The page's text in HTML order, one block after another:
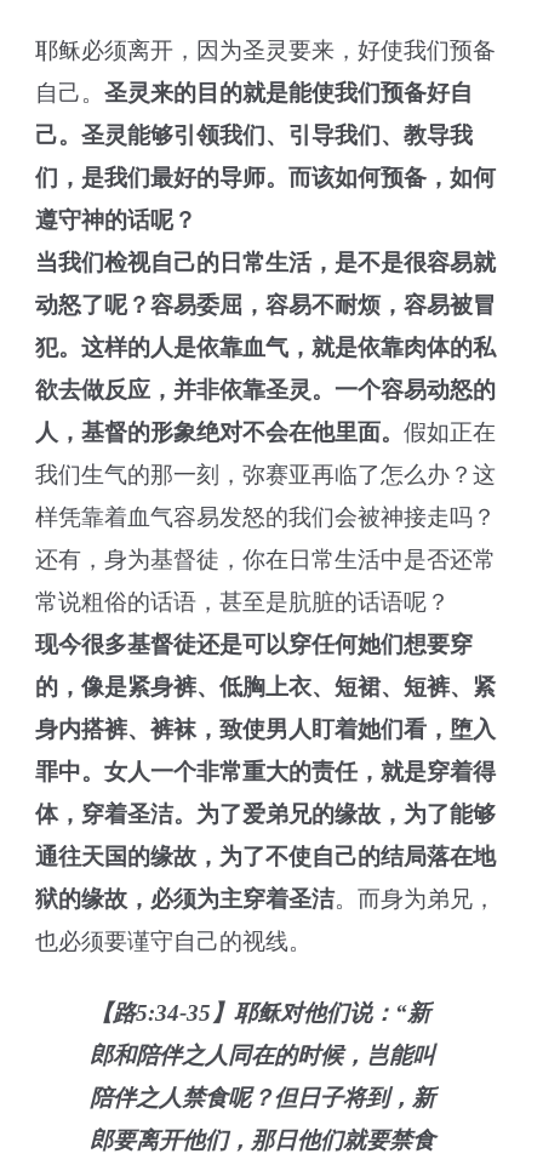
耶稣必须离开，因为圣灵要来，好使我们预备
自己。圣灵来的目的就是能使我们预备好自
己。圣灵能够引领我们、引导我们、教导我
们，是我们最好的导师。而该如何预备，如何
遵守神的话呢？
当我们检视自己的日常生活，是不是很容易就
动怒了呢？容易委屈，容易不耐烦，容易被冒
犯。这样的人是依靠血气，就是依靠肉体的私
欲去做反应，并非依靠圣灵。一个容易动怒的
人，基督的形象绝对不会在他里面。假如正在
我们生气的那一刻，弥赛亚再临了怎么办？这
样凭靠着血气容易发怒的我们会被神接走吗？
还有，身为基督徒，你在日常生活中是否还常
常说粗俗的话语，甚至是肮脏的话语呢？
现今很多基督徒还是可以穿任何她们想要穿
的，像是紧身裤、低胸上衣、短裙、短裤、紧
身内搭裤、裤袜，致使男人盯着她们看，堕入
罪中。女人一个非常重大的责任，就是穿着得
体，穿着圣洁。为了爱弟兄的缘故，为了能够
通往天国的缘故，为了不使自己的结局落在地
狱的缘故，必须为主穿着圣洁。而身为弟兄，
也必须要谨守自己的视线。
【路5:34-35】耶稣对他们说：“新
郎和陪伴之人同在的时候，岂能叫
陪伴之人禁食呢？但日子将到，新
郎要离开他们，那日他们就要禁食